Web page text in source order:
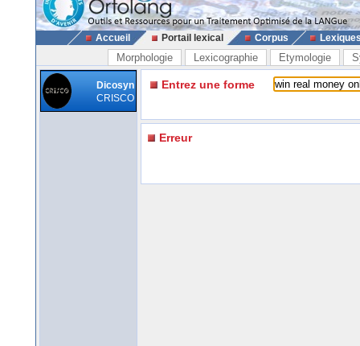
Accueil Portail lexical Corpus
Morphologie Lexicographie Etymologie
Dicosyn
CRISCO
Entrez une forme
Erreur